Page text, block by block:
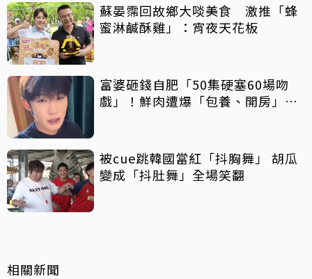
蘇晏霈回故鄉大啖美食 激推「蜂
蜜淋鹹酥雞」：宵夜天花板
富婆砸錢自肥「50集硬塞60場吻
戲」！鮮肉遭爆「包養、開房」全
被cue跳韓國當紅「抖胸舞」 胡瓜
變成「抖肚舞」全場笑翻
相關新聞